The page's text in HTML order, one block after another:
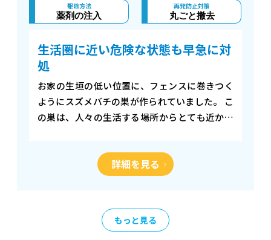
駆除方法
薬剤の注入
再発防止対策
丸ごと撤去
生活圏に近い危険な状態も早急に対
処
お家の生垣の低い位置に、フェンスに巻きつく
ようにスズメバチの巣が作られていました。 こ
の巣は、人々の生活する場所からとても近かっ
詳細を見る
もっと見る